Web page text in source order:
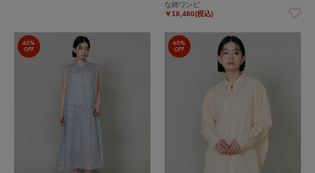
な綿ワンピ
￥18,480(税込)
40%
OFF
60%
OFF